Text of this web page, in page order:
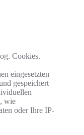
Cookies.
eingesetzten
gespeichert
wie
oder Ihre IP-